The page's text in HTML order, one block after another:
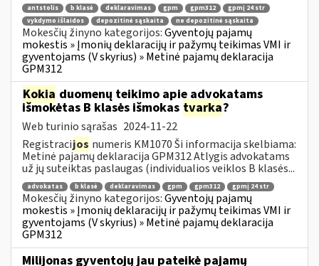
antstolis b klasė deklaravimas gpm gpm312
gpmį 24 str
vykdymo išlaidos
depozitinė sąskaita ne depozitinė sąskaita
Mokesčių žinyno kategorijos:Gyventojų pajamų
mokestis » Įmonių deklaracijų ir pažymų teikimas VMI ir
gyventojams (V skyrius) » Metinė pajamų deklaracija
GPM312
Kokia duomenų teikimo apie advokatams
išmokėtas B klasės išmokas tvarka?
Web turinio sąrašas 2024-11-22
Registracijos numeris KM1070 Ši informacija skelbiama:
Metinė pajamų deklaracija GPM312 Atlygis advokatams
už jų suteiktas paslaugas (individualios veiklos B klasės...
advokatas b klasė deklaravimas gpm gpm312 gpmį 24 str
Mokesčių žinyno kategorijos:Gyventojų pajamų
mokestis » Įmonių deklaracijų ir pažymų teikimas VMI ir
gyventojams (V skyrius) » Metinė pajamų deklaracija
GPM312
Milijonas gyventojų jau pateikė pajamų